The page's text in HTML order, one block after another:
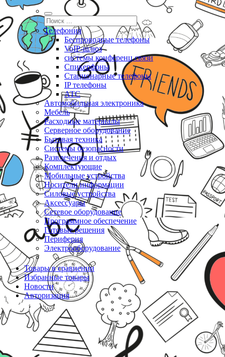
Телефония
Беспроводные телефоны
VoIP-шлюз
системы конференц связи
Спикерфоны
Стационарные телефоны
IP телефоны
АТС
Автомобильная электроника
Мебель
Расходные материалы
Серверное оборудование
Бытовая техника
Системы безопасности
Развлечения и отдых
Комплектующие
Мобильные устройства
Носители информации
Силовые устройства
Аксессуары
Сетевое оборудование
Программное обеспечение
Готовые решения
Периферия
Электрооборудование
Товары в сравнении
Избранные товары
Новости
Авторизация